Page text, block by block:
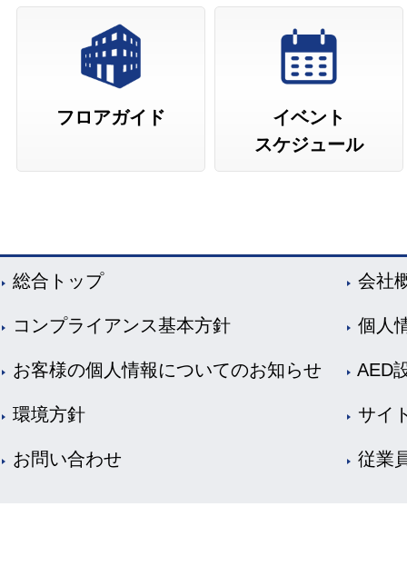
フロアガイド
イベント
スケジュール
総合トップ 会社
コンプライアンス基本方針 個人
お客様の個人情報についてのお知らせ AED
環境方針 サイ
お問い合わせ 従業